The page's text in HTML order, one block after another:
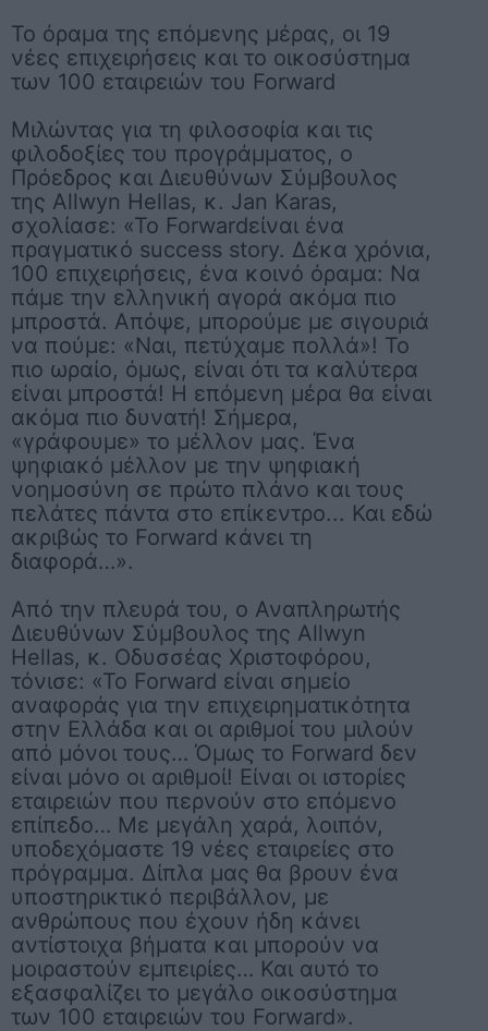
Το όραμα της επόμενης μέρας, οι 19
νέες επιχειρήσεις και το οικοσύστημα
των 100 εταιρειών του Forward
Μιλώντας για τη φιλοσοφία και τις
φιλοδοξίες του προγράμματος, ο
Πρόεδρος και Διευθύνων Σύμβουλος
της Allwyn Hellas, κ. Jan Karas,
σχολίασε: «Το Forwardείναι ένα
πραγματικό success story. Δέκα χρόνια,
100 επιχειρήσεις, ένα κοινό όραμα: Να
πάμε την ελληνική αγορά ακόμα πιο
μπροστά. Απόψε, μπορούμε με σιγουριά
να πούμε: «Ναι, πετύχαμε πολλά»! Το
πιο ωραίο, όμως, είναι ότι τα καλύτερα
είναι μπροστά! Η επόμενη μέρα θα είναι
ακόμα πιο δυνατή! Σήμερα,
«γράφουμε» το μέλλον μας. Ένα
ψηφιακό μέλλον με την ψηφιακή
νοημοσύνη σε πρώτο πλάνο και τους
πελάτες πάντα στο επίκεντρο... Και εδώ
ακριβώς το Forward κάνει τη
διαφορά…».
Από την πλευρά του, ο Αναπληρωτής
Διευθύνων Σύμβουλος της Allwyn
Hellas, κ. Οδυσσέας Χριστοφόρου,
τόνισε: «Το Forward είναι σημείο
αναφοράς για την επιχειρηματικότητα
στην Ελλάδα και οι αριθμοί του μιλούν
από μόνοι τους… Όμως το Forward δεν
είναι μόνο οι αριθμοί! Είναι οι ιστορίες
εταιρειών που περνούν στο επόμενο
επίπεδο… Με μεγάλη χαρά, λοιπόν,
υποδεχόμαστε 19 νέες εταιρείες στο
πρόγραμμα. Δίπλα μας θα βρουν ένα
υποστηρικτικό περιβάλλον, με
ανθρώπους που έχουν ήδη κάνει
αντίστοιχα βήματα και μπορούν να
μοιραστούν εμπειρίες… Και αυτό το
εξασφαλίζει το μεγάλο οικοσύστημα
των 100 εταιρειών του Forward».